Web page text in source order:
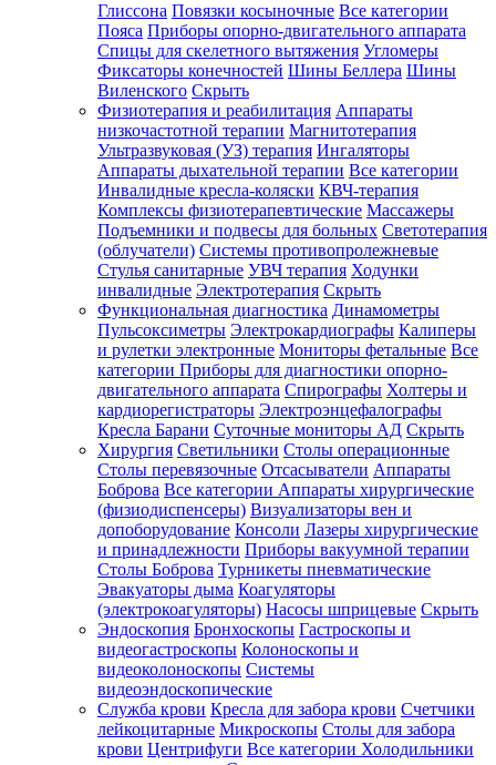
Глиссона Повязки косыночные Все категории
Пояса Приборы опорно-двигательного аппарата
Спицы для скелетного вытяжения Угломеры
Фиксаторы конечностей Шины Беллера Шины
Виленского Скрыть
Физиотерапия и реабилитация Аппараты
низкочастотной терапии Магнитотерапия
Ультразвуковая (УЗ) терапия Ингаляторы
Аппараты дыхательной терапии Все категории
Инвалидные кресла-коляски КВЧ-терапия
Комплексы физиотерапевтические Массажеры
Подъемники и подвесы для больных Светотерапия
(облучатели) Системы противопролежневые
Стулья санитарные УВЧ терапия Ходунки
инвалидные Электротерапия Скрыть
Функциональная диагностика Динамометры
Пульсоксиметры Электрокардиографы Калиперы
и рулетки электронные Мониторы фетальные Все
категории Приборы для диагностики опорно-
двигательного аппарата Спирографы Холтеры и
кардиорегистраторы Электроэнцефалографы
Кресла Барани Суточные мониторы АД Скрыть
Хирургия Светильники Столы операционные
Столы перевязочные Отсасыватели Аппараты
Боброва Все категории Аппараты хирургические
(физиодиспенсеры) Визуализаторы вен и
допоборудование Консоли Лазеры хирургические
и принадлежности Приборы вакуумной терапии
Столы Боброва Турникеты пневматические
Эвакуаторы дыма Коагуляторы
(электрокоагуляторы) Насосы шприцевые Скрыть
Эндоскопия Бронхоскопы Гастроскопы и
видеогастроскопы Колоноскопы и
видеоколоноскопы Системы
видеоэндоскопические
Служба крови Кресла для забора крови Счетчики
лейкоцитарные Микроскопы Столы для забора
крови Центрифуги Все категории Холодильники